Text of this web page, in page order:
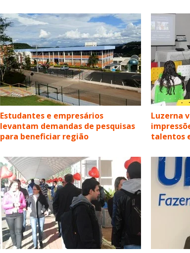
Estudantes e empresários
levantam demandas de pesquisas
para beneficiar região
Luzerna
talentos